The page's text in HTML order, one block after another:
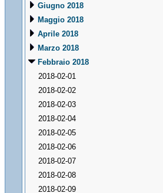
Giugno 2018
Maggio 2018
Aprile 2018
Marzo 2018
Febbraio 2018
2018-02-01
2018-02-02
2018-02-03
2018-02-04
2018-02-05
2018-02-06
2018-02-07
2018-02-08
2018-02-09